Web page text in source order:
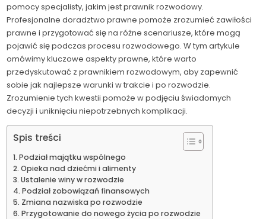
pomocy specjalisty, jakim jest prawnik rozwodowy.
Profesjonalne doradztwo prawne pomoże zrozumieć zawiłości
prawne i przygotować się na różne scenariusze, które mogą
pojawić się podczas procesu rozwodowego. W tym artykule
omówimy kluczowe aspekty prawne, które warto
przedyskutować z prawnikiem rozwodowym, aby zapewnić
sobie jak najlepsze warunki w trakcie i po rozwodzie.
Zrozumienie tych kwestii pomoże w podjęciu świadomych
decyzji i uniknięciu niepotrzebnych komplikacji.
Spis treści
Podział majątku wspólnego
Opieka nad dziećmi i alimenty
Ustalenie winy w rozwodzie
Podział zobowiązań finansowych
Zmiana nazwiska po rozwodzie
Przygotowanie do nowego życia po rozwodzie